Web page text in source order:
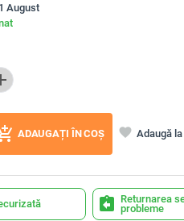
August
ADAUGAȚI ÎN COȘ favorite Adaugă
assignment_return Returnarea
probleme